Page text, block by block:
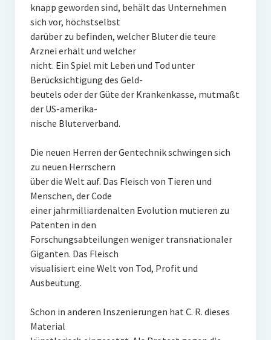
knapp geworden sind, behält das Unternehmen
sich vor, höchstselbst
darüber zu befinden, welcher Bluter die teure
Arznei erhält und welcher
nicht. Ein Spiel mit Leben und Tod unter
Berücksichtigung des Geld-
beutels oder der Güte der Krankenkasse, mutmaßt
der US-amerika-
nische Bluterverband.
Die neuen Herren der Gentechnik schwingen sich
zu neuen Herrschern
über die Welt auf. Das Fleisch von Tieren und
Menschen, der Code
einer jahrmilliardenalten Evolution mutieren zu
Patenten in den
Forschungsabteilungen weniger transnationaler
Giganten. Das Fleisch
visualisiert eine Welt von Tod, Profit und
Ausbeutung.
Schon in anderen Inszenierungen hat C. R. dieses
Material